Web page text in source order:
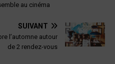
au cinéma
SUIVANT
l’automne autour
de 2 rendez-vous